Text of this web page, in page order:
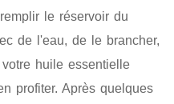
le réservoir du
de l'eau, de le brancher,
huile essentielle
profiter. Après quelques